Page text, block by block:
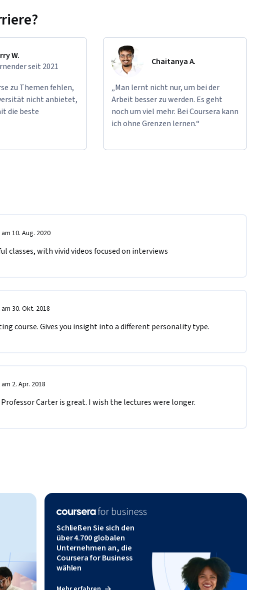
W.
seit 2021
zu Themen fehlen,
nicht anbietet,
die beste
Chaitanya A.
„Man lernt nicht nur, um bei der
Arbeit besser zu werden. Es geht
noch um viel mehr. Bei Coursera kann
ich ohne Grenzen lernen.“
10. Aug. 2020
classes, with vivid videos focused on interviews
30. Okt. 2018
course. Gives you insight into a different personality type.
2. Apr. 2018
Carter is great. I wish the lectures were longer.
Schließen Sie sich den
über 4.700 globalen
Unternehmen an, die
Coursera for Business
wählen